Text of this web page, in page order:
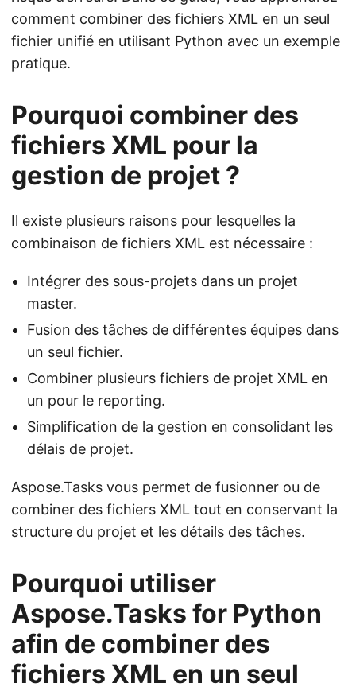
comment combiner des fichiers XML en un seul
fichier unifié en utilisant Python avec un exemple
pratique.
Pourquoi combiner des
fichiers XML pour la
gestion de projet ?
Il existe plusieurs raisons pour lesquelles la
combinaison de fichiers XML est nécessaire :
Intégrer des sous-projets dans un projet
master.
Fusion des tâches de différentes équipes dans
un seul fichier.
Combiner plusieurs fichiers de projet XML en
un pour le reporting.
Simplification de la gestion en consolidant les
délais de projet.
Aspose.Tasks vous permet de fusionner ou de
combiner des fichiers XML tout en conservant la
structure du projet et les détails des tâches.
Pourquoi utiliser
Aspose.Tasks for Python
afin de combiner des
fichiers XML en un seul